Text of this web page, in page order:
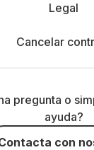
Legal
Cancelar
pregunta o
ayuda?
con